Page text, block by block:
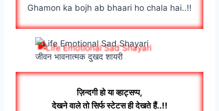
Ghamon ka bojh ab bhaari ho chala hai..!!
जीवन भावनात्मक दुखद शायरी
ज़िन्दगी हो या व्हाट्सप्प,
देखने वाले तो सिर्फ स्टेटस ही देखते हैं..!!